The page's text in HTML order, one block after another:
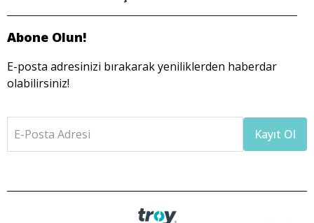
Abone Olun!
E-posta adresinizi bırakarak yeniliklerden haberdar
olabilirsiniz!
E-Posta Adresi Kayıt Ol